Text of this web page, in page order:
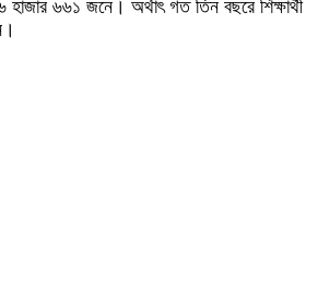
৬৬১ জনে। অর্থাৎ গত তিন বছরে শিক্ষার্থী